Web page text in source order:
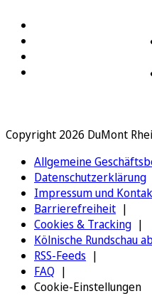
Copyright 2026 DuMont
Allgemeine
Datenschutzerklärung
Impressum und
Barrierefreiheit
Cookies & Tracking
Kölnische Rundschau
RSS-Feeds
FAQ
Cookie-Einstellungen